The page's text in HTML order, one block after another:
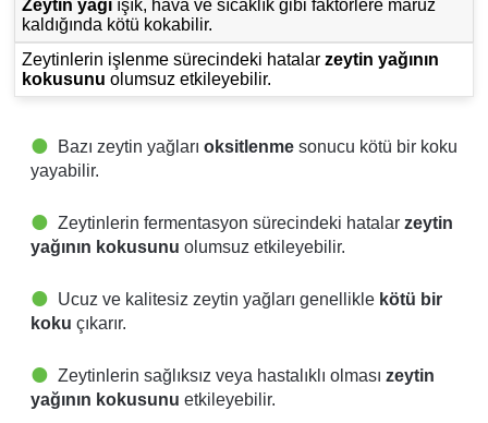
Zeytin yağı ışık, hava ve sıcaklık gibi faktörlere maruz
kaldığında kötü kokabilir.
Zeytinlerin işlenme sürecindeki hatalarzeytin yağının
kokusunu olumsuz etkileyebilir.
Bazı zeytin yağları oksitlenme sonucu kötü bir koku
yayabilir.
Zeytinlerin fermentasyon sürecindeki hatalar zeytin
yağının kokusunu olumsuz etkileyebilir.
Ucuz ve kalitesiz zeytin yağları genellikle kötü bir
koku çıkarır.
Zeytinlerin sağlıksız veya hastalıklı olması zeytin
yağının kokusunu etkileyebilir.